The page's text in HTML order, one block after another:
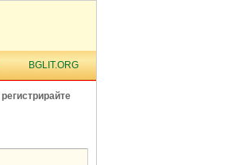
BGLIT.ORG
регистрирайте